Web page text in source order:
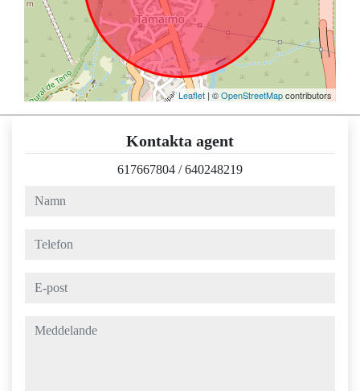
Leaflet | ©OpenStreetMapcontributors
Kontakta agent
617667804 /640248219
namn
telefon
e-post
meddelande